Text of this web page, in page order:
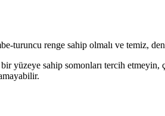
turuncu renge sahip olmalı ve temiz,
yüzeye sahip somonları tercih